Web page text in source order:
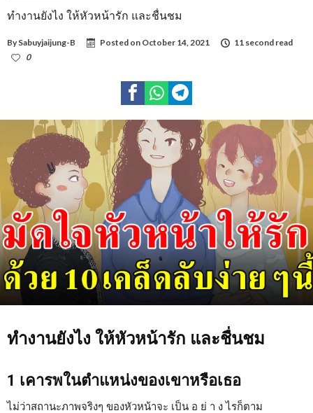
ทำงานยังไง ให้หัวหน้ารัก และชื่นชม
By Sabuyjaijung-B Posted on October 14, 2021
11 second read
0
ทำงานยังไง ให้หัวหน้ารัก และชื่นชม
1 เคารพในตำแหน่งของเขาหรือเธอ
ไม่ว่าสถานะภาพจริงๆ ของหัวหน้าจะ เป็น อ ย่ า ง ไรก็ตาม